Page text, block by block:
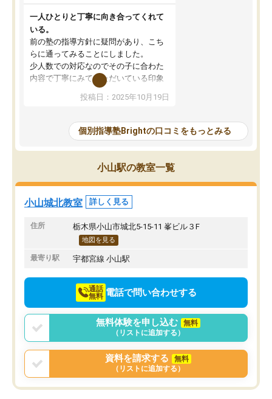
一人ひとりと丁寧に向き合ってくれて
いる。
前の塾の指導方針に疑問があり、こち
らに通ってみることにしました。
少人数での対応なのでその子に合わた
内容で丁寧にみていただいている印象
通常の学習以外に漢検などの各種検定
毎回授業後に学習状況やその子に対し
ての分析を話合えるのも情報共有でき
て助かっています。
ふだん仕事をしているため、授業日、
時間の急な変更に対応してくださるの
もありがたいです。
投稿日：2025年10月19日
個別指導塾Brightの口コミをもっとみる
小山駅の教室一覧
小山城北教室 詳しく見る
住所 栃木県小山市城北5-15-11 峯ビル３F
地図を見る
最寄り駅 宇都宮線 小山駅
通話
無料 電話で問い合わせする
無料体験を申し込む
無料
（リストに追加する）
資料を請求する
無料
（リストに追加する）